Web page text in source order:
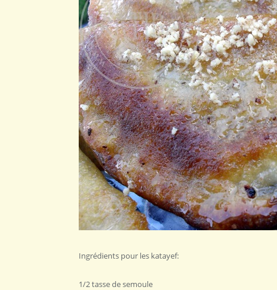
Ingrédients pour les katayef:
1/2 tasse de semoule